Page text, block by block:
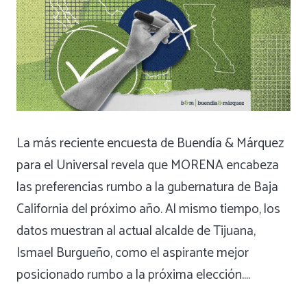
La más reciente encuesta de Buendía & Márquez
para el Universal revela que MORENA encabeza
las preferencias rumbo a la gubernatura de Baja
California del próximo año. Al mismo tiempo, los
datos muestran al actual alcalde de Tijuana,
Ismael Burgueño, como el aspirante mejor
posicionado rumbo a la próxima elección.…